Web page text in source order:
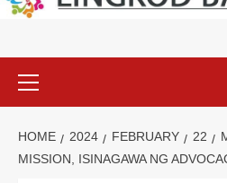
Menu
HOME 2024 FEBRUARY 22
MISSION, ISINAGAWA NG